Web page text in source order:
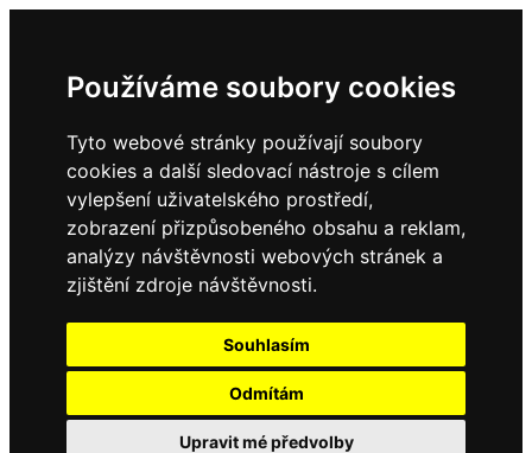
Používáme soubory cookies
Tyto webové stránky používají soubory
cookies a další sledovací nástroje s cílem
vylepšení uživatelského prostředí,
zobrazení přizpůsobeného obsahu a reklam,
analýzy návštěvnosti webových stránek a
zjištění zdroje návštěvnosti.
Souhlasím
Odmítám
Upravit mé předvolby